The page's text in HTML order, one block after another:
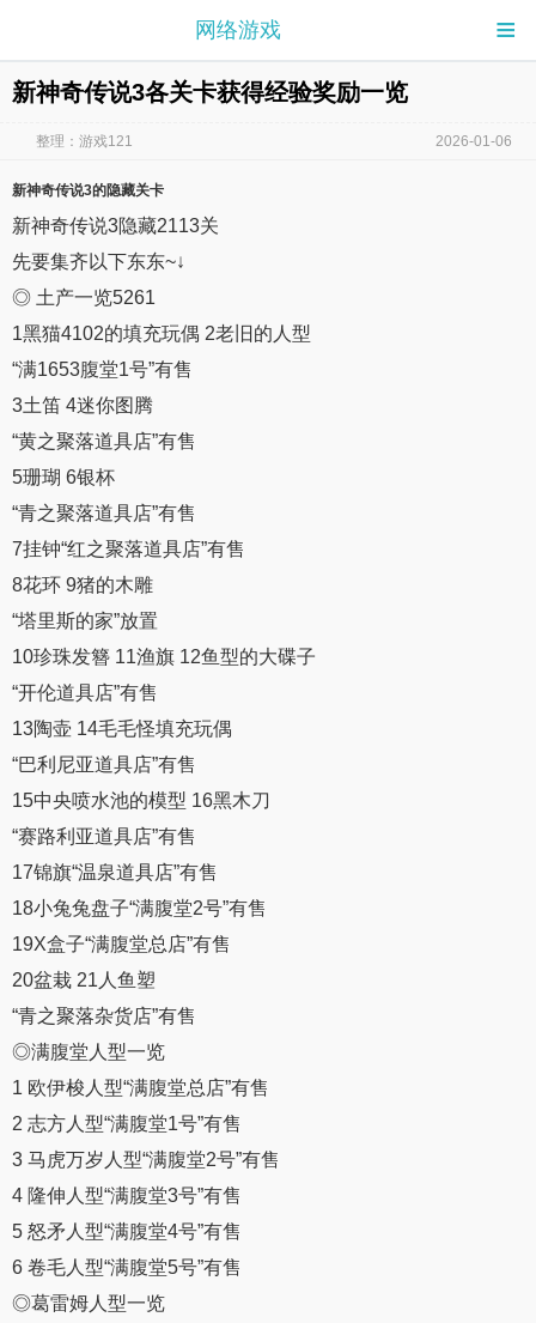
≡
网络游戏
新神奇传说3各关卡获得经验奖励一览
整理：游戏121 2026-01-06
新神奇传说3的隐藏关卡
新神奇传说3隐藏2113关
先要集齐以下东东~↓
◎ 土产一览5261
1黑猫4102的填充玩偶 2老旧的人型
“满1653腹堂1号”有售
3土笛 4迷你图腾
“黄之聚落道具店”有售
5珊瑚 6银杯
“青之聚落道具店”有售
7挂钟“红之聚落道具店”有售
8花环 9猪的木雕
“塔里斯的家”放置
10珍珠发簪 11渔旗 12鱼型的大碟子
“开伦道具店”有售
13陶壶 14毛毛怪填充玩偶
“巴利尼亚道具店”有售
15中央喷水池的模型 16黑木刀
“赛路利亚道具店”有售
17锦旗“温泉道具店”有售
18小兔兔盘子“满腹堂2号”有售
19X盒子“满腹堂总店”有售
20盆栽 21人鱼塑
“青之聚落杂货店”有售
◎满腹堂人型一览
1 欧伊梭人型“满腹堂总店”有售
2 志方人型“满腹堂1号”有售
3 马虎万岁人型“满腹堂2号”有售
4 隆伸人型“满腹堂3号”有售
5 怒矛人型“满腹堂4号”有售
6 卷毛人型“满腹堂5号”有售
◎葛雷姆人型一览